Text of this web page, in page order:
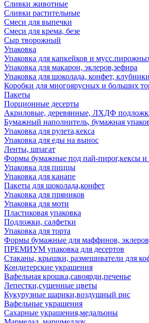
Сливки животные
Сливки растительные
Смеси для выпечки
Смеси для крема, безе
Сыр творожный
Упаковка
Упаковка для капкейков и
Упаковка для макарон, эклеров,зефира
Упаковка для шоколада, конфет, клубники
Коробки для многоярусных и больших
Пакеты
Порционные десерты
Акриловые, деревянные, ЛХДФ
Бумажный наполнитель, бумажная
Упаковка для рулета,кекса
Упаковка для еды на вынос
Ленты, шпагат
Формы бумажные под пай-пирог,кексы
Упаковка для пиццы
Упаковка для канапе
Пакеты для шоколада,конфет
Упаковка для пряников
Упаковка для моти
Пластиковая упаковка
Подложки, салфетки
Упаковка для торта
Формы бумажные для маффинов,
ПРЕМИУМ упаковка для десертов
Стаканы, крышки, размешиватели для
Кондитерские украшения
Вафельная крошка,савоярди,печенье
Лепестки,сушенные цветы
Кукурузные шарики,воздушный рис
Вафельные украшения
Сахарные украшения,медальоны